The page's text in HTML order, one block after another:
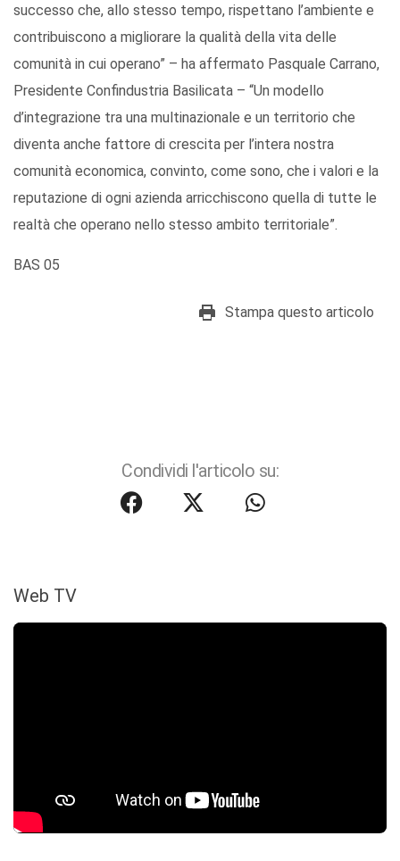
successo che, allo stesso tempo, rispettano l’ambiente e
contribuiscono a migliorare la qualità della vita delle
comunità in cui operano” – ha affermato Pasquale Carrano,
Presidente Confindustria Basilicata – “Un modello
d’integrazione tra una multinazionale e un territorio che
diventa anche fattore di crescita per l’intera nostra
comunità economica, convinto, come sono, che i valori e la
reputazione di ogni azienda arricchiscono quella di tutte le
realtà che operano nello stesso ambito territoriale”.
BAS 05
Stampa questo articolo
Condividi l'articolo su:
Web TV